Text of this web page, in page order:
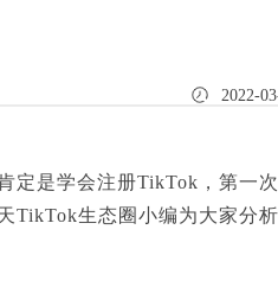
2022-
定是学会注册TikTok，第一
TikTok生态圈小编为大家分